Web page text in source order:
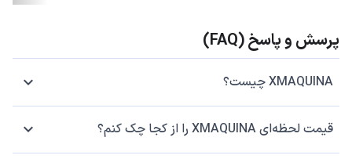
پرسش و پاسخ (FAQ)
XMAQUINA چیست؟
قیمت لحظه‌ای XMAQUINA را از کجا چک کنم؟